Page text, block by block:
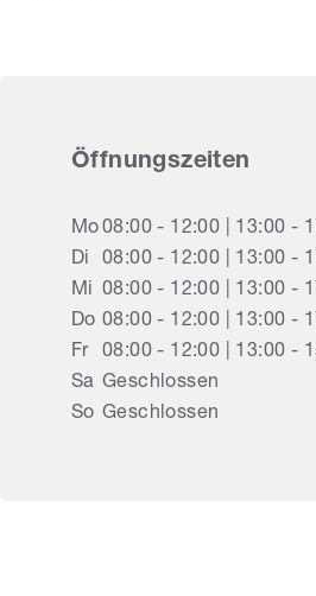
Öffnungszeiten
Mo08:00 - 12:00 | 13:00 -
Di
08:00 - 12:00 | 13:00 -
Mi 08:00 - 12:00 | 13:00 -
Do 08:00 - 12:00 | 13:00 -
Fr
08:00 - 12:00 | 13:00 -
Sa Geschlossen
So Geschlossen